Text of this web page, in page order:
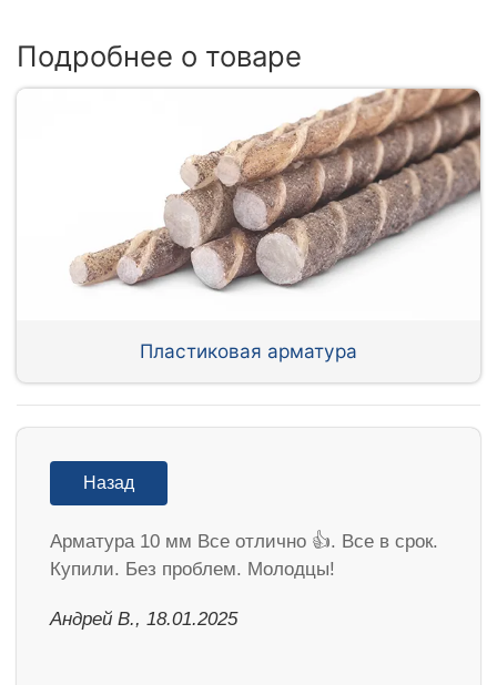
Подробнее о товаре
Пластиковая арматура
Назад
Арматура 10 мм Все отлично 👍. Все в срок.
Купили. Без проблем. Молодцы!
Андрей В., 18.01.2025